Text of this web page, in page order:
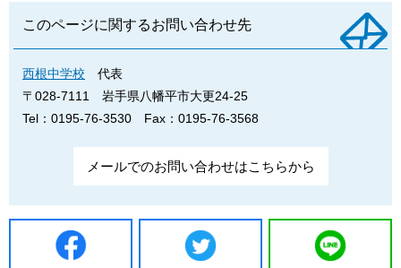
このページに関するお問い合わせ先
西根中学校
代表
〒028-7111
岩手県八幡平市大更24-25
Tel：0195-76-3530
Fax：0195-76-3568
メールでのお問い合わせはこちらから